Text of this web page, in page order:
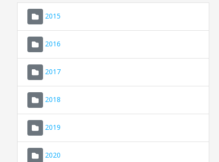
2015
2016
2017
2018
2019
2020